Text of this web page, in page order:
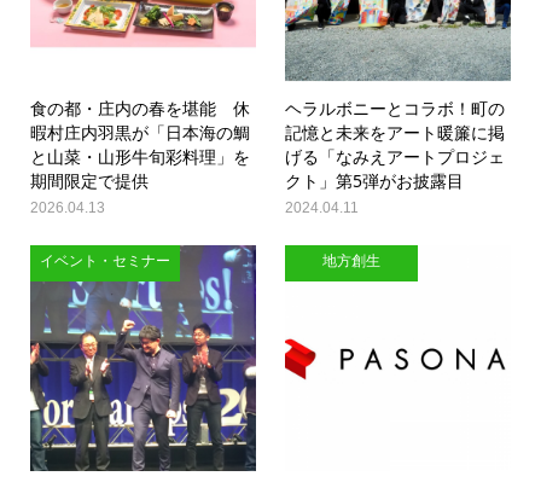
食の都・庄内の春を堪能 休
暇村庄内羽黒が「日本海の鯛
と山菜・山形牛旬彩料理」を
期間限定で提供
2026.04.13
ヘラルボニーとコラボ！町の
記憶と未来をアート暖簾に掲
げる「なみえアートプロジェ
クト」第5弾がお披露目
2024.04.11
イベント・セミナー 地方創生